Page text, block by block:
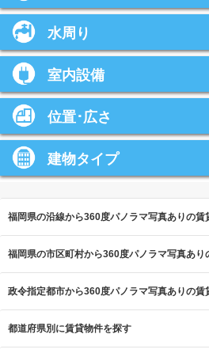
水周り
室内設備
位置･広さ
建物タイプ
福岡県の沿線から360度パノラマ写真ありの賃
福岡県の市区町村から360度パノラマ写真あり
政令指定都市から360度パノラマ写真ありの賃
都道府県別に賃貸物件を探す